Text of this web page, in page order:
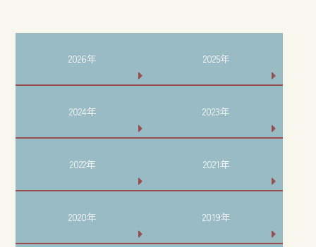
2026年 2025年
2024年 2023年
2022年 2021年
2020年 2019年